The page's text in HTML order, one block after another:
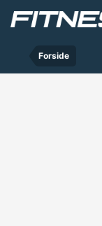
Forside